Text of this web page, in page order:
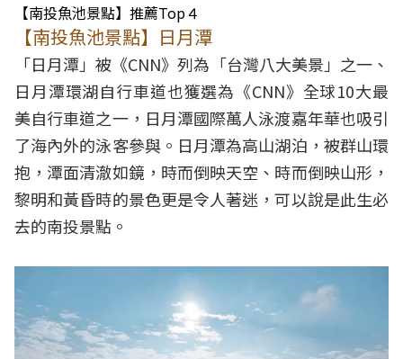
【南投魚池景點】推薦Top４
【南投魚池景點】日月潭
「日月潭」被《CNN》列為「台灣八大美景」之一、
日月潭環湖自行車道也獲選為《CNN》全球10大最
美自行車道之一，日月潭國際萬人泳渡嘉年華也吸引
了海內外的泳客參與。日月潭為高山湖泊，被群山環
抱，潭面清澈如鏡，時而倒映天空、時而倒映山形，
黎明和黃昏時的景色更是令人著迷，可以說是此生必
去的南投景點。